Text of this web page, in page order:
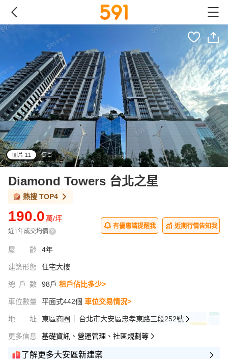
圖片 11 街景
Diamond Towers 台北之星
熱搜 TOP4
190.0萬/坪
近1年成交均價
有優惠請提醒我 近期行情告知我
屋齡 4年
建築形態 住宅大樓
總戶數 98戶 租戶佔比多少>
車位數量 平面式442個 車位交易情況>
地址 東區商圈 台北市大安區忠孝東路三段252號
更多信息 基礎資訊、營運管理、社區規劃等
了解更多大安區新建案